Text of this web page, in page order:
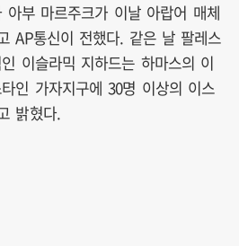
부 마르주크가 이날 아랍어 매체
AP통신이 전했다. 같은 날 팔레스
이슬라믹 지하드는 하마스의 이
인 가자지구에 30명 이상의 이스
밝혔다.